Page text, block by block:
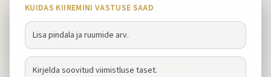
KUIDAS KIIREMINI VASTUSE SAAD
Lisa pindala ja ruumide arv.
Kirjelda soovitud viimistluse taset.